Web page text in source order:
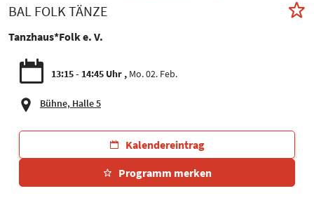
BAL FOLK TÄNZE
Tanzhaus*Folk e. V.
13:15 - 14:45 Uhr Mo. 02. Feb.
Bühne, Halle 5
Kalendereintrag
Programm merken